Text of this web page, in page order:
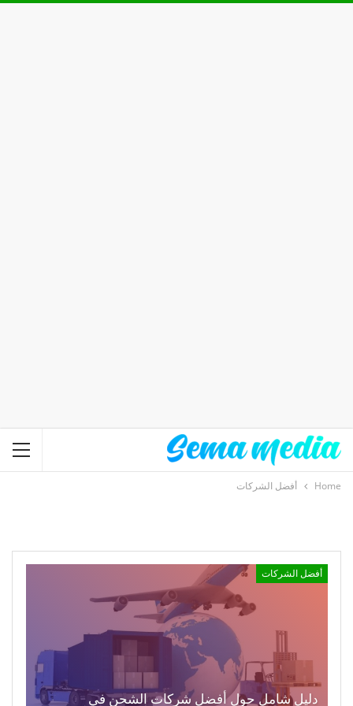
Home أفضل الشركات
أفضل الشركات
دليل شامل حول أفضل شركات الشحن في